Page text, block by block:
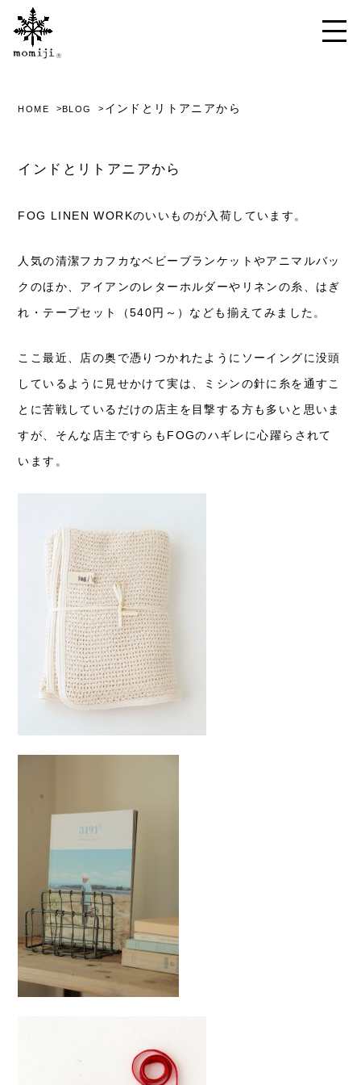
HOME BLOG インドとリトアニアから
インドとリトアニアから
FOG LINEN WORKのいいものが入荷しています。
人気の清潔フカフカなベビーブランケットやアニマルバッ
クのほか、アイアンのレターホルダーやリネンの糸、はぎ
れ・テープセット（540円～）なども揃えてみました。
ここ最近、店の奥で憑りつかれたようにソーイングに没頭
しているように見せかけて実は、ミシンの針に糸を通すこ
とに苦戦しているだけの店主を目撃する方も多いと思いま
すが、そんな店主ですらもFOGのハギレに心躍らされて
います。